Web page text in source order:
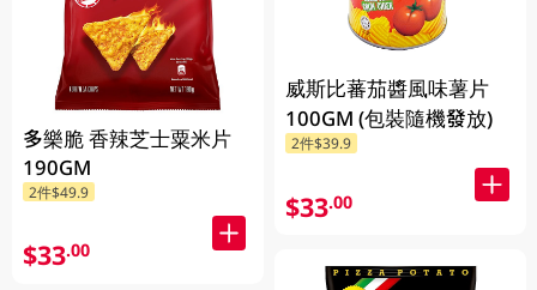
多樂脆 香辣芝士粟米片
190GM
2件$49.9
$33.00
威斯比蕃茄醬風味薯片
100GM (包裝隨機發放)
2件$39.9
$33.00